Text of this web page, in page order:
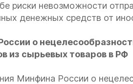
риски невозможности
денежных средств от
о
из сырьевых товаров в РФ
Минфина России о